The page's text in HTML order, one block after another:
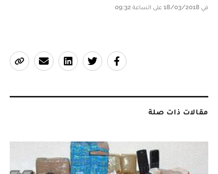
في 18/03/2018 على الساعة 09:32
مقالات ذات صلة